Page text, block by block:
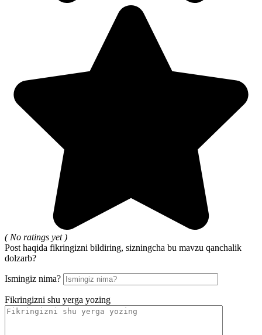
( No ratings yet )
Post haqida fikringizni bildiring, sizningcha bu mavzu qanchalik
dolzarb?
Ismingiz nima?
Fikringizni shu yerga yozing